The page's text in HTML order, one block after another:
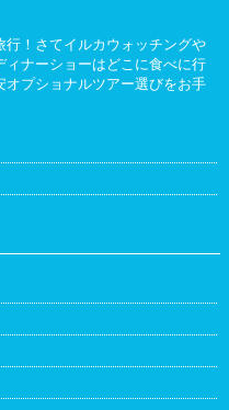
！さてイルカウォッチングや
ナーショーはどこに食べに行
プショナルツアー選びをお手